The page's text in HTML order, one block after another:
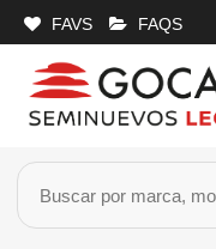
FAVS FAQS